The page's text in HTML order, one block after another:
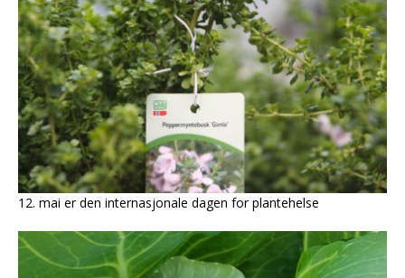
12. mai er den internasjonale dagen for plantehelse